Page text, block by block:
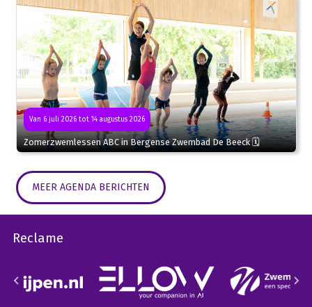
Van 6 juli 2026 tot 14 augustus 2026
Zomerzwemlessen ABC in Bergense Zwembad De Beeck 🗓
MEER AGENDA BERICHTEN
Reclame